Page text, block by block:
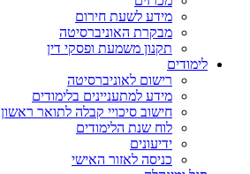
מידע לשעת חירום
מבקרת האוניברסיטה
תקנון משמעת ופסקי דין
לימודים
רישום לאוניברסיטה
מידע למתעניינים בלימודים
חישוב סיכויי קבלה לתואר ראשון
לוח שנת הלימודים
ידיעונים
כניסה לאזור האישי